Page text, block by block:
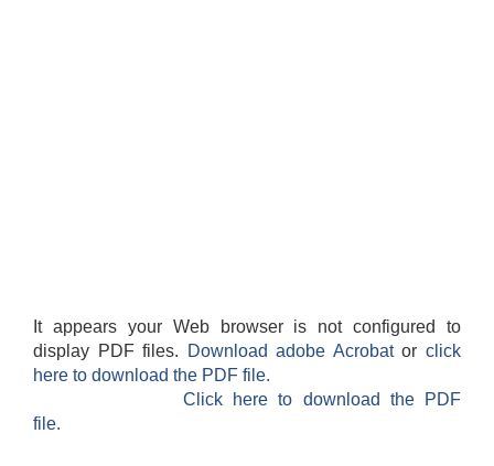
It appears your Web browser is not configured to
display PDF files.
Download adobe Acrobatorclick
here to download the PDF file.
Click here to download the PDF
file.